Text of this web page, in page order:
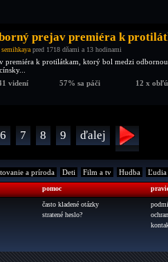
prejav premiéra k
semihkaya pred 1718 dňami a 13 hodinami
premiéra k protilátkam, ktorý bol medzi
videní
57% sa páči 12 x
6 7 8 9 ďalej
a príroda Deti Film a tv Hudba Ľudia
pomoc
často kladené otázky
stratené heslo?